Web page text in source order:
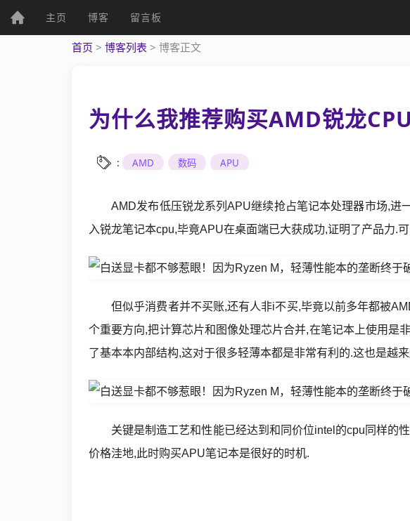
个人资料
(current)
主页 博客 留言板
首页 > 博客列表 > 博客正文
为什么我推荐购买AMD锐龙
: AMD 数码 APU
AMD发布低压锐龙系列APU继续抢占笔记本处理器市场,进
入锐龙笔记本cpu,毕竟APU在桌面端已大获成功,证明了产品力.
但似乎消费者并不买账,还有人非i不买,毕竟以前多年都被
个重要方向,把计算芯片和图像处理芯片合并,在笔记本上使用是
了基本本内部结构,这对于很多轻薄本都是非常有利的.这也是越
关键是制造工艺和性能已经达到和同价位intel的cpu同样的
价格洼地,此时购买APU笔记本是很好的时机.